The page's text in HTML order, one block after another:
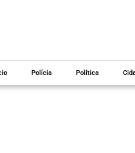
Polícia Política